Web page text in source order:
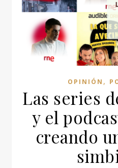
OPINIÓN ,
Las series
y el
creando